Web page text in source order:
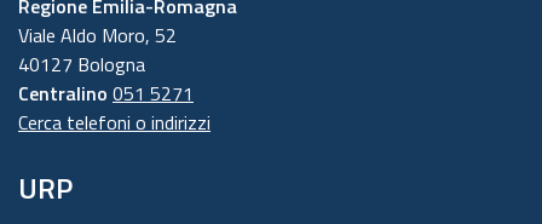
Regione Emilia-Romagna
Viale Aldo Moro, 52
40127 Bologna
Centralino 051 5271
Cerca telefoni o indirizzi
URP